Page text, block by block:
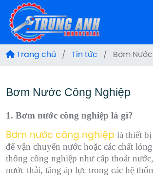
Trang chủ / Tin tức / Bơm
Bơm Nước Công Nghiệp
1. Bơm nước công nghiệp là gì?
Bơm nước công nghiệp là thiết
để vận chuyển nước hoặc các chất
thống công nghiệp như cấp thoát
nước thải, tăng áp lực trong các hệ